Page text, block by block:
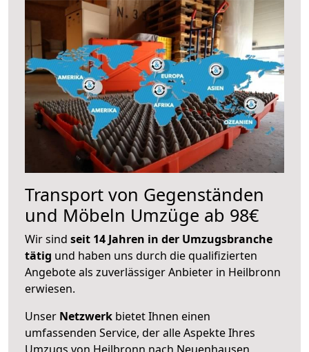
Transport von Gegenständen
und Möbeln Umzüge ab 98€
Wir sind seit 14 Jahren in der Umzugsbranche
tätig und haben uns durch die qualifizierten
Angebote als zuverlässiger Anbieter in Heilbronn
erwiesen.
Unser Netzwerk bietet Ihnen einen
umfassenden Service, der alle Aspekte Ihres